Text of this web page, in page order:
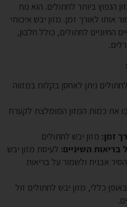
הנפוץ ביותר לחתולים. הוא נוח
אותו לאורך זמן. מזון יבש איכותי
החיוניים לחתולים, כולל חלבון,
ניתן לאחסן בקלות במזווה
את כמות המזון המומלצת לקערת
זמן: מזון יבש לחתולים
בריאות השיניים: לעיסת מזון יבש
אבנית ולשמור על בריאות
באופן כללי, מזון יבש לחתולים זול